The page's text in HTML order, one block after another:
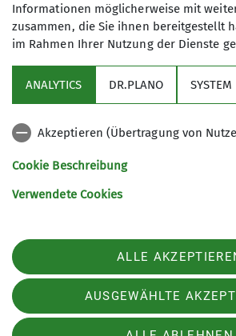
Infos
Sektion Karlsruhe des Deutschen Alpenvereins
Telefon +49 721 96879510
Datenschutz
Impressum
Informationen möglicherweise mit
zusammen, die Sie ihnen bereitgestellt
im Rahmen Ihrer Nutzung der Dienste
ANALYTICS DR.PLANO SYSTEM
Akzeptieren (Übertragung von
Cookie Beschreibung
Verwendete Cookies
ALLE
AUSGEWÄHLTE